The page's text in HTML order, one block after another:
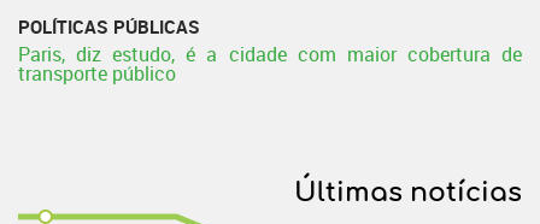
POLÍTICAS PÚBLICAS
Paris, diz estudo, é a cidade com maior cobertura de
transporte público
Últimas notícias